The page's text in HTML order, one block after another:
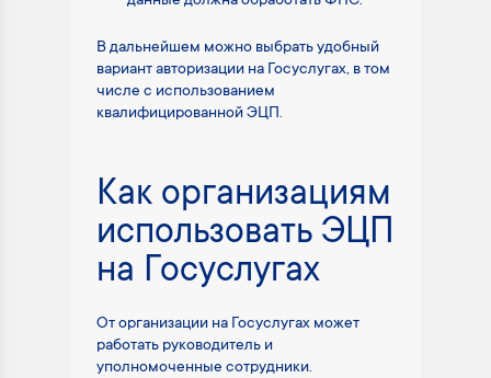
В дальнейшем можно выбрать удобный
вариант авторизации на Госуслугах, в том
числе с использованием
квалифицированной ЭЦП.
Как организациям
использовать ЭЦП
на Госуслугах
От организации на Госуслугах может
работать руководитель и
уполномоченные сотрудники.